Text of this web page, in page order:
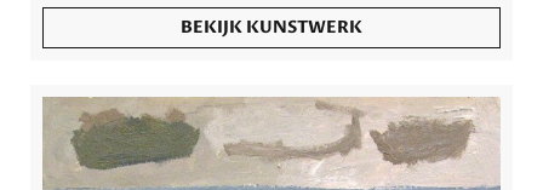
BEKIJK KUNSTWERK